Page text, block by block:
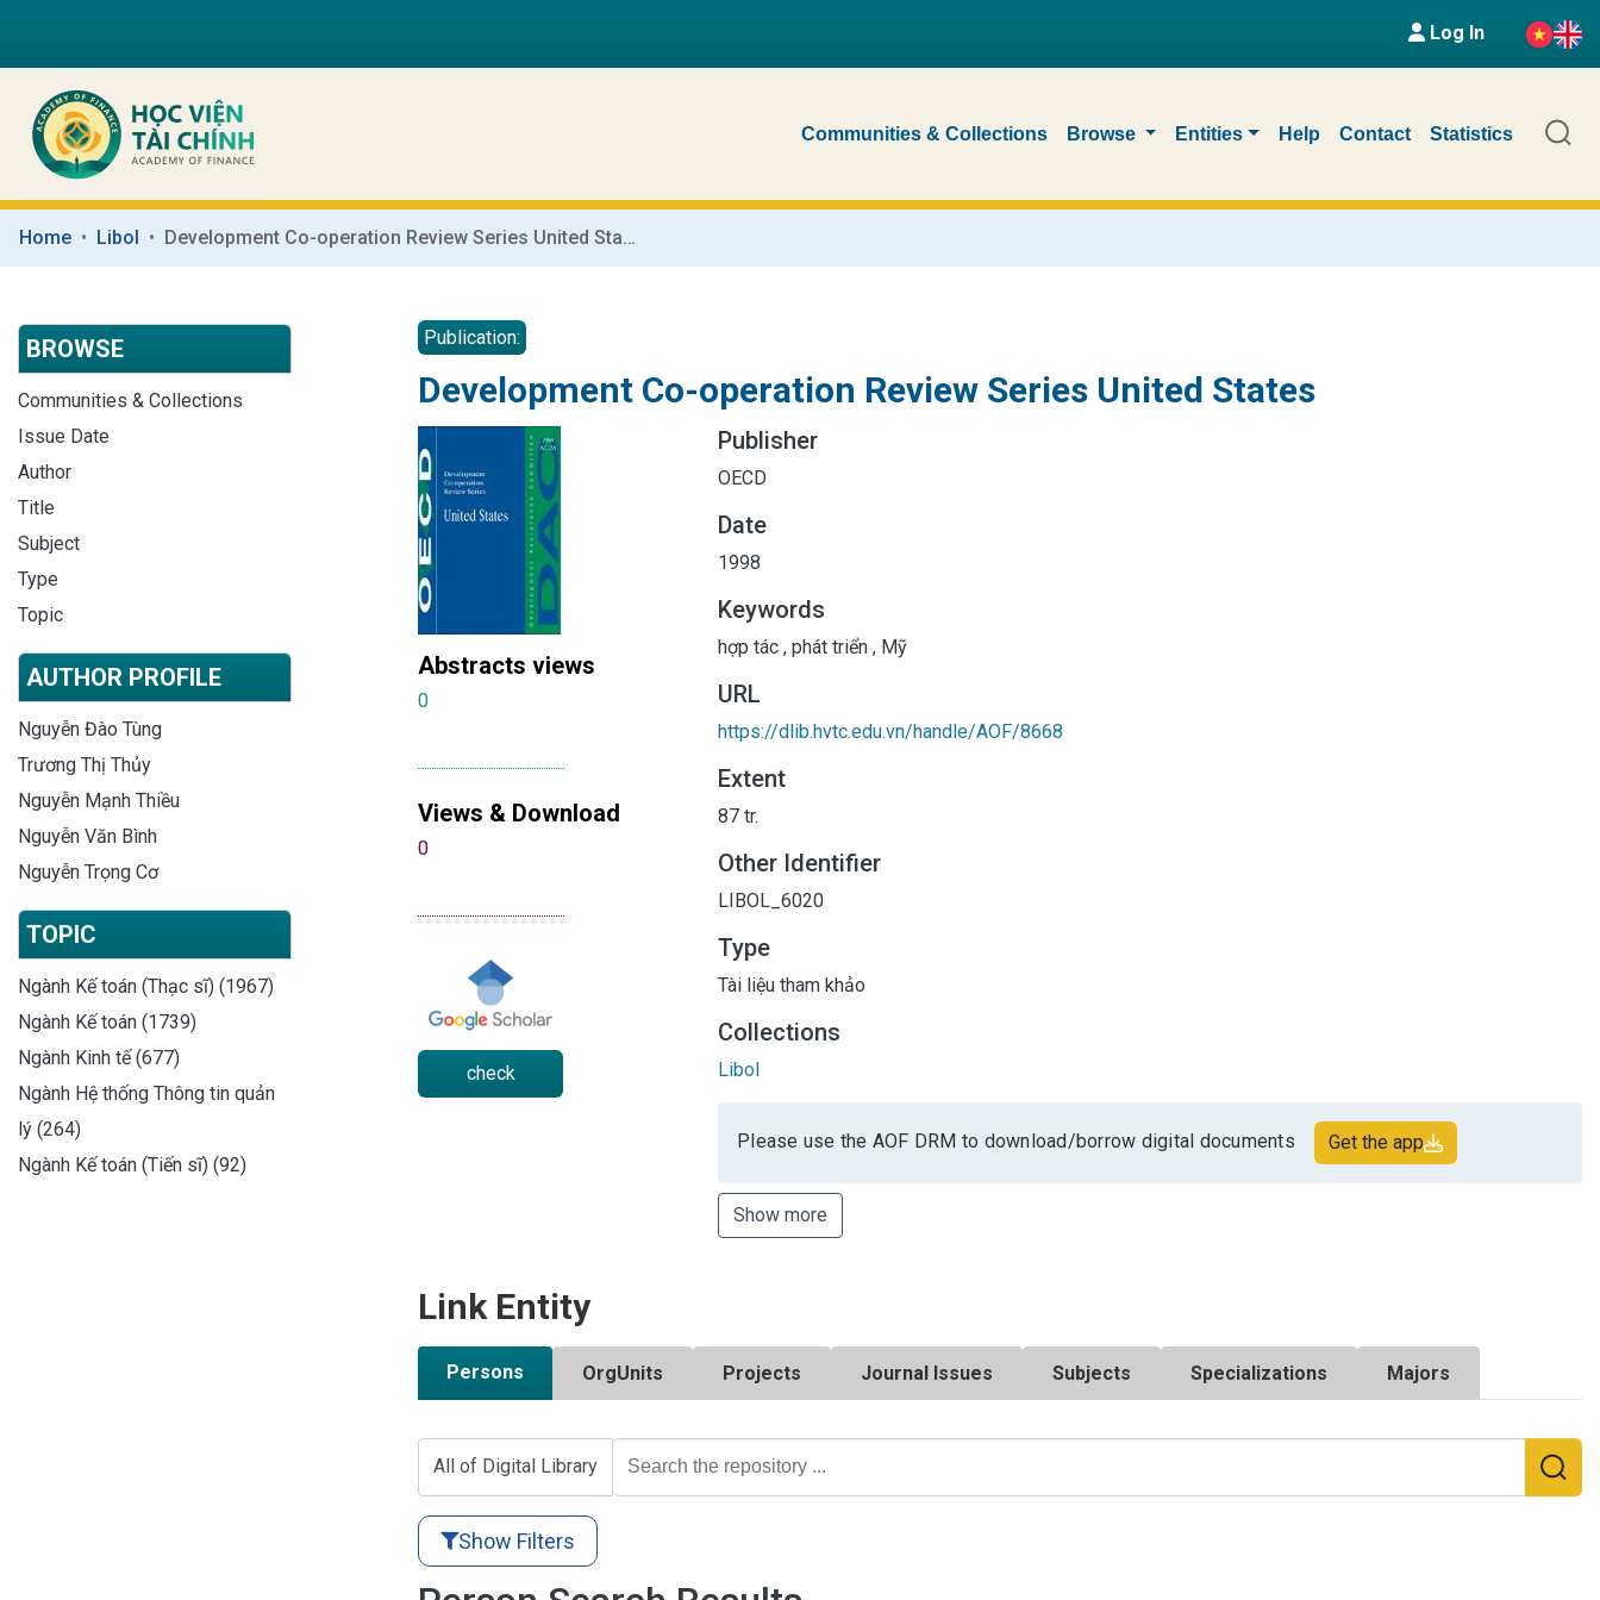
Log In
Communities & Collections Browse Entities Help Contact Statistics
Home Libol Development Co-operation Review Series United States
BROWSE
Communities & Collections
Issue Date
Author
Title
Subject
Type
Topic
AUTHOR PROFILE
Nguyễn Đào Tùng
Trương Thị Thủy
Nguyễn Mạnh Thiều
Nguyễn Văn Bình
Nguyễn Trọng Cơ
TOPIC
Ngành Kế toán (Thạc sĩ) (1967)
Ngành Kế toán (1739)
Ngành Kinh tế (677)
Ngành Hệ thống Thông tin quản
lý (264)
Ngành Kế toán (Tiến sĩ) (92)
Publication:
Development Co-operation Review Series United States
Abstracts views
0
Views & Download
0
check
Publisher
OECD
Date
1998
Keywords
hợp tác , phát triển , Mỹ
URL
https://dlib.hvtc.edu.vn/handle/AOF/8668
Extent
87 tr.
Other Identifier
LIBOL_6020
Type
Tài liệu tham khảo
Collections
Libol
Please use the AOF DRM to download/borrow digital documents Get the app
Show more
Link Entity
Persons OrgUnits Projects Journal Issues Subjects Specializations Majors
All of Digital Library
Show Filters